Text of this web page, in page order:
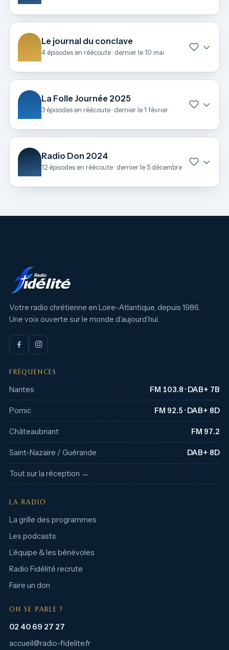
Le journal du conclave
4 épisodes en réécoute · dernier le 10 mai
La Folle Journée 2025
3 épisodes en réécoute · dernier le 1 février
Radio Don 2024
12 épisodes en réécoute · dernier le 5 décembre
Votre radio chrétienne en Loire-Atlantique, depuis 1986.
Une voix ouverte sur le monde d’aujourd’hui.
FRÉQUENCES
Nantes FM 103.8 · DAB+ 7B
Pornic FM 92.5 · DAB+ 8D
Châteaubriant FM 97.2
Saint-Nazaire / Guérande DAB+ 8D
Tout sur la réception →
LA RADIO
La grille des programmes
Les podcasts
L’équipe & les bénévoles
Radio Fidélité recrute
Faire un don
ON SE PARLE ?
02 40 69 27 27
accueil@radio-fidelite.fr